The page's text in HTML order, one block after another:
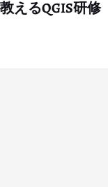
戸市主催のア